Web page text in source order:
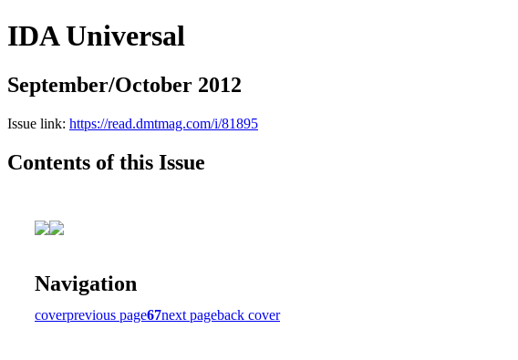
IDA Universal
September/October 2012
Issue link: https://read.dmtmag.com/i/81895
Contents of this Issue
Navigation
coverprevious page67next pageback cover